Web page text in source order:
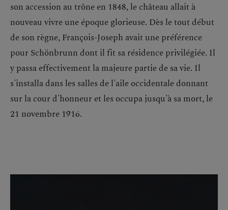
son accession au trône en 1848, le château allait à
nouveau vivre une époque glorieuse. Dès le tout début
de son règne, François-Joseph avait une préférence
pour Schönbrunn dont il fit sa résidence privilégiée. Il
y passa effectivement la majeure partie de sa vie. Il
s'installa dans les salles de l'aile occidentale donnant
sur la cour d'honneur et les occupa jusqu'à sa mort, le
21 novembre 1916.